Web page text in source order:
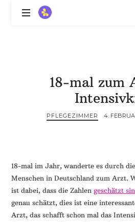
ZitronenBitter
treffe
dein
Mut
und
ein
Lächeln
18-mal zum
PFLEGEZIMMER 4.
18-mal im Jahr, wanderte es durch
Menschen in Deutschland zum Arzt.
ist dabei, dass die Zahlengeschätzt
genau schätzt, dies ist eine
Arzt, das schafft schon mal das